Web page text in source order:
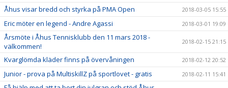
Åhus visar bredd och styrka på PMA Open 2018-03-05 15:55
Eric möter en legend - Andre Agassi 2018-03-01 19:09
Årsmöte i Åhus Tennisklubb den 11 mars 2018 -
välkommen!
2018-02-15 21:15
Kvarglömda kläder finns på övervåningen 2018-02-12 20:52
Junior - prova på MultiskillZ på sportlovet - gratis 2018-02-11 15:41